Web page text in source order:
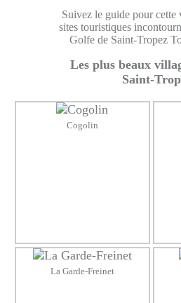
Suivez le guide pour cette
sites touristiques
Golfe de Saint-Tropez
Les plus beaux
Saint-
Cogolin
La Garde-Freinet